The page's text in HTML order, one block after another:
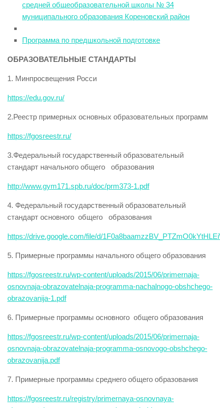
средней общеобразовательной школы № 34
муниципального образования Кореновский район
Программa по предшкольной подготовке
ОБРАЗОВАТЕЛЬНЫЕ СТАНДАРТЫ
1. Минпросвещения Росси
https://edu.gov.ru/
2.Реестр примерных основных образовательных программ
https://fgosreestr.ru/
3.Федеральный государственный образовательный
стандарт начального общего образования
http://www.gym171.spb.ru/doc/prm373-1.pdf
4. Федеральный государственный образовательный
стандарт основного общего образования
https://drive.google.com/file/d/
5. Примерные программы начального общего образования
https://fgosreestr.ru/wp-content/uploads/2015/06/primernaja-
osnovnaja-obrazovatelnaja-programma-nachalnogo-obshchego-
obrazovanija-1.pdf
6. Примерные программы основного общего образования
https://fgosreestr.ru/wp-content/uploads/2015/06/primernaja-
osnovnaja-obrazovatelnaja-programma-osnovogo-obshchego-
obrazovanija.pdf
7. Примерные программы среднего общего образования
https://fgosreestr.ru/registry/primernaya-osnovnaya-